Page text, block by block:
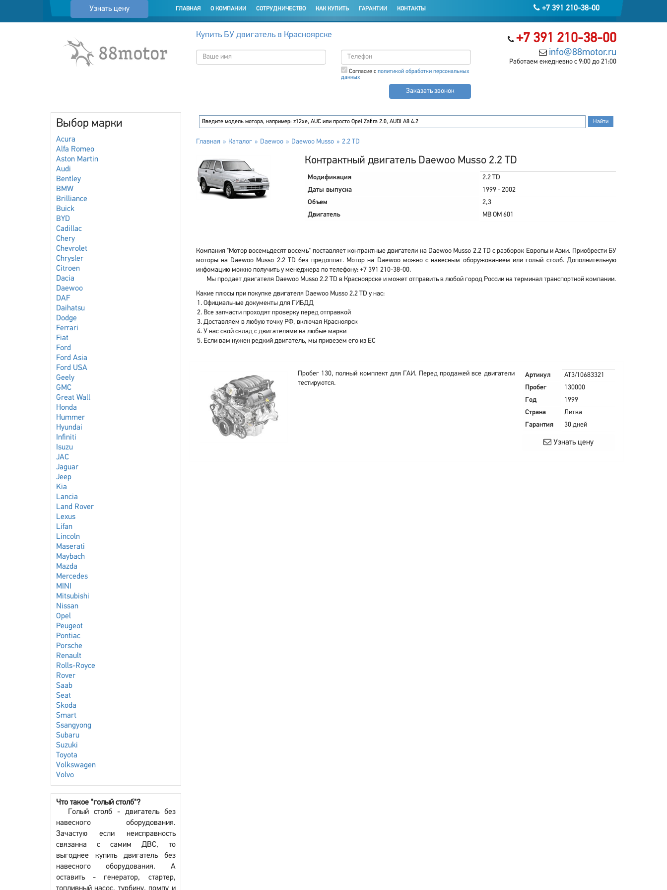
Узнать цену +7 391 210-38-00
ГЛАВНАЯ О КОМПАНИИ СОТРУДНИЧЕСТВО КАК КУПИТЬ ГАРАНТИИ КОНТАКТЫ
+7 391 210-38-00
info@88motor.ru
Работаем ежедневно с 9:00 до 21:00
Купить БУ двигатель в Красноярске
Согласие с политикой обработки персональных
данных
Заказать звонок
Выбор марки
Acura
Alfa Romeo
Aston Martin
Audi
Bentley
BMW
Brilliance
Buick
BYD
Cadillac
Chery
Chevrolet
Chrysler
Citroen
Dacia
Daewoo
DAF
Daihatsu
Dodge
Ferrari
Fiat
Ford
Ford Asia
Ford USA
Geely
GMC
Great Wall
Honda
Hummer
Hyundai
Infiniti
Isuzu
JAC
Jaguar
Jeep
Kia
Lancia
Land Rover
Lexus
Lifan
Lincoln
Maserati
Maybach
Mazda
Mercedes
MINI
Mitsubishi
Nissan
Opel
Peugeot
Pontiac
Porsche
Renault
Rolls-Royce
Rover
Saab
Seat
Skoda
Smart
Ssangyong
Subaru
Suzuki
Toyota
Volkswagen
Volvo
Что такое "голый столб"?
Голый столб - двигатель без
навесного оборудования.
Зачастую если неисправность
связанна с самим ДВС, то
выгоднее купить двигатель без
навесного оборудования. А
оставить - генератор, стартер,
Главная Каталог Daewoo Daewoo Musso 2.2 TD
Контрактный двигатель Daewoo Musso 2.2 TD
Модификация
2.2 TD
Даты выпуска
1999 - 2002
Объем
2,3
Двигатель
MB OM 601
Компания "Мотор восемьдесят восемь" поставляет контрактные двигатели на Daewoo Musso 2.2 TD с разборок Европы и Азии. Приобрести БУ
моторы на Daewoo Musso 2.2 TD без предоплат. Мотор на Daewoo можно с навесным оборужованием или голый столб. Дополнительную
инфомацию можно получить у менеджера по телефону: +7 391 210-38-00.
Мы продает двигателя Daewoo Musso 2.2 TD в Красноярске и может отправить в любой город России на терминал транспортной компании.
Какие плюсы при покупке двигателя Daewoo Musso 2.2 TD у нас:
Официальные документы для ГИБДД
Все запчасти проходят проверку перед отправкой
Доставляем в любую точку РФ, включая Красноярск
У нас свой склад с двигателями на любые марки
Если вам нужен редкий двигатель, мы привезем его из ЕС
Пробег 130, полный комплект для ГАИ. Перед продажей все двигатели
тестируются.
Артикул
AT3/10683321
Пробег
130000
Год
1999
Страна
Литва
Гарантия
30 дней
Узнать цену